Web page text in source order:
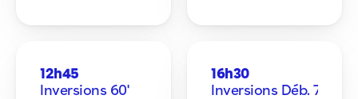
12h45
Inversions 60'
16h30
Inversions Déb. 75'